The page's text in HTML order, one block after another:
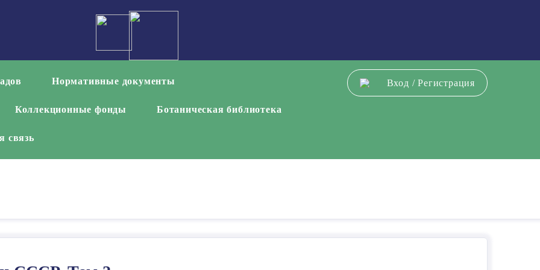
Нормативные документы
Коллекционные фонды Ботаническая библиотека
связь
Вход /Регистрация